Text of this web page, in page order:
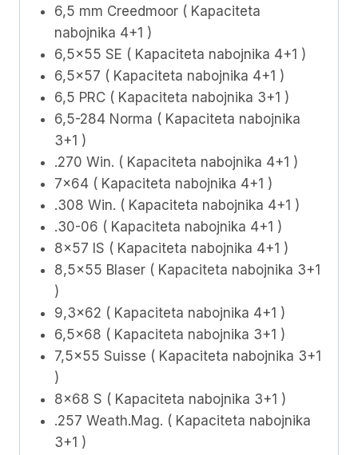
6,5 mm Creedmoor ( Kapaciteta
nabojnika 4+1 )
6,5×55 SE ( Kapaciteta nabojnika 4+1 )
6,5×57 ( Kapaciteta nabojnika 4+1 )
6,5 PRC ( Kapaciteta nabojnika 3+1 )
6,5-284 Norma ( Kapaciteta nabojnika
3+1 )
.270 Win. ( Kapaciteta nabojnika 4+1 )
7×64 ( Kapaciteta nabojnika 4+1 )
.308 Win. ( Kapaciteta nabojnika 4+1 )
.30-06 ( Kapaciteta nabojnika 4+1 )
8×57 IS ( Kapaciteta nabojnika 4+1 )
8,5×55 Blaser ( Kapaciteta nabojnika 3+1
)
9,3×62 ( Kapaciteta nabojnika 4+1 )
6,5×68 ( Kapaciteta nabojnika 3+1 )
7,5×55 Suisse ( Kapaciteta nabojnika 3+1
)
8×68 S ( Kapaciteta nabojnika 3+1 )
.257 Weath.Mag. ( Kapaciteta nabojnika
3+1 )